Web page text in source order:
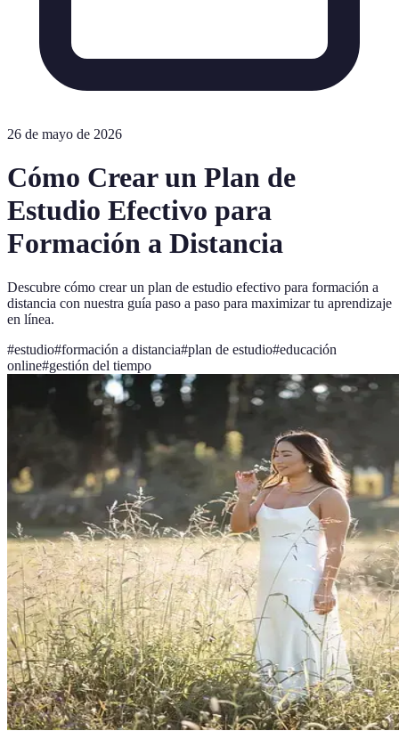
26 de mayo de 2026
Cómo Crear un Plan de
Estudio Efectivo para
Formación a Distancia
Descubre cómo crear un plan de estudio efectivo para formación a
distancia con nuestra guía paso a paso para maximizar tu aprendizaje
en línea.
#estudio#formación a distancia#plan de estudio#educación
online#gestión del tiempo